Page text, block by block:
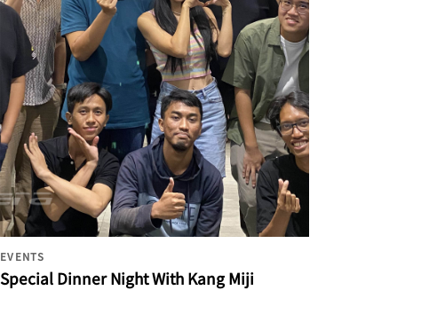
EVENTS
Special Dinner Night With Kang Miji